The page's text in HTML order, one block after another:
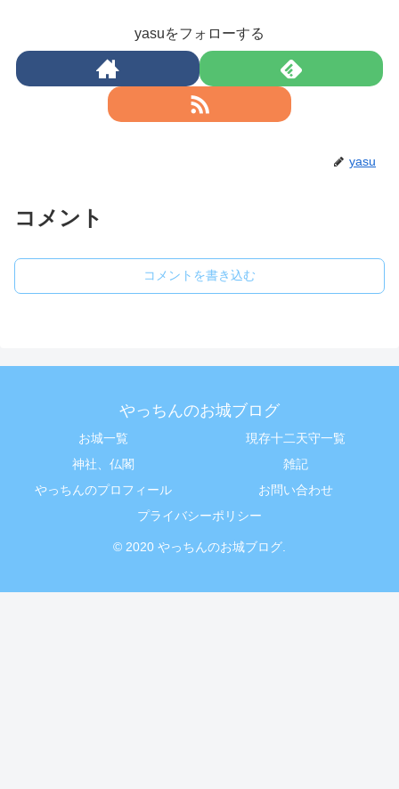
yasuをフォローする
yasu
コメント
コメントを書き込む
やっちんのお城ブログ
お城一覧
現存十二天守一覧
神社、仏閣
雑記
やっちんのプロフィール
お問い合わせ
プライバシーポリシー
© 2020 やっちんのお城ブログ.